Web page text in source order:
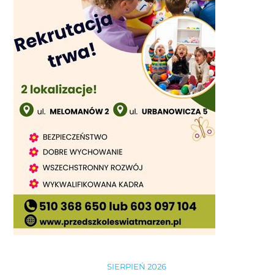
SIERPIEŃ 2026